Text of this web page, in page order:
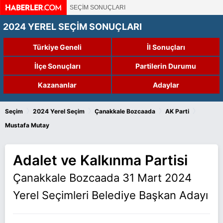
SEÇİM SONUÇLARI
2024 YEREL SEÇİM SONUÇLARI
Türkiye Geneli İl Sonuçları
İlçe Sonuçları Partilerin Durumu
Kazananlar Adaylar
Seçim 2024 Yerel Seçim Çanakkale Bozcaada AK Parti
Mustafa Mutay
Adalet ve Kalkınma Partisi
Çanakkale Bozcaada 31 Mart 2024
Yerel Seçimleri Belediye Başkan Adayı